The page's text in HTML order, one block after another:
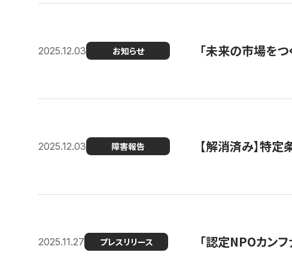
2025.12.03 お知らせ 「未来の市場を
2025.12.03 障害報告 【解消済み】特
2025.11.27 プレスリリース 「認定NPOカン